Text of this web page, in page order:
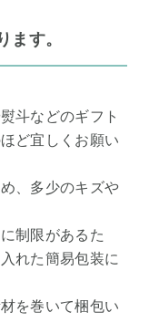
ます。
斗などのギフト
ど宜しくお願い
、多少のキズや
制限があるた
れた簡易包装に
を巻いて梱包い